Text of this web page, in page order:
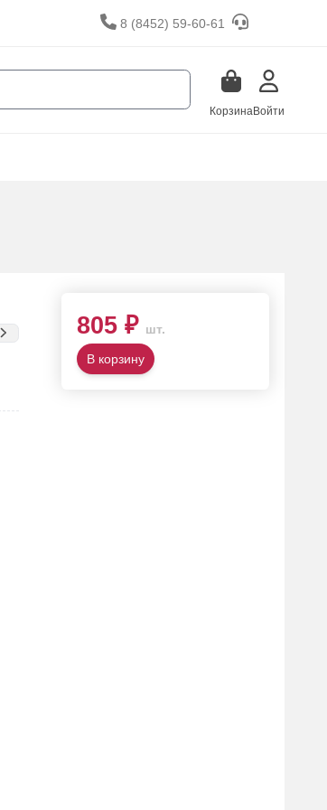
8 (8452) 59-60-61
КорзинаВойти
805 ₽ шт.
В корзину